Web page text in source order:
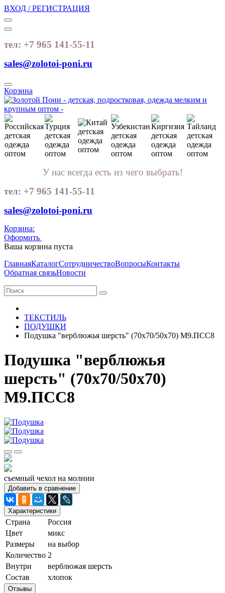
ВХОД / РЕГИСТРАЦИЯ
тел: +7 965 141-55-11
sales@zolotoi-poni.ru
Корзина
У нас всегда есть из чего выбрать!
тел: +7 965 141-55-11
sales@zolotoi-poni.ru
Корзина:
Оформить
Ваша корзина пуста
ГлавнаяКаталогСотрудничествоВопросыКонтакты
Обратная связьНовости
ТЕКСТИЛЬ
ПОДУШКИ
Подушка "верблюжья шерсть" (70х70/50х70) М9.ПСС8
Подушка "верблюжья
шерсть" (70х70/50х70)
М9.ПСС8
съемный чехол на молнии
Добавить в сравнение
Характеристики
Страна
Россия
Цвет
микс
Размеры
на выбор
Количество 2
Внутри
верблюжая шерсть
Состав
хлопок
Отзывы